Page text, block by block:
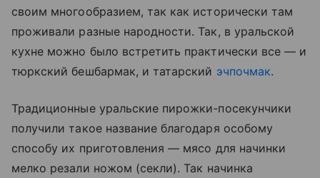
своим многообразием, так как исторически там
проживали разные народности. Так, в уральской
кухне можно было встретить практически все — и
тюркский бешбармак, и татарский эчпочмак.
Традиционные уральские пирожки-посекунчики
получили такое название благодаря особому
способу их приготовления — мясо для начинки
мелко резали ножом (секли). Так начинка